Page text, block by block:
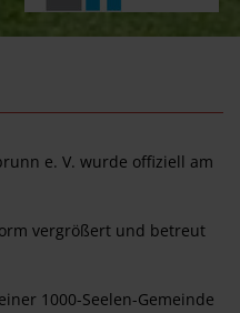
e. V. wurde offiziell am
vergrößert und betreut
1000-Seelen-Gemeinde